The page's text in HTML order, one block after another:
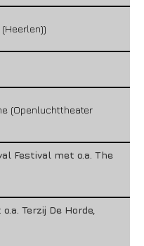
(Openluchttheater
Festival met o.a. The
Terzij De Horde,